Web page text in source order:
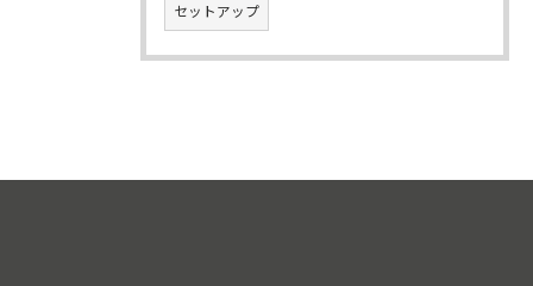
セットアップ